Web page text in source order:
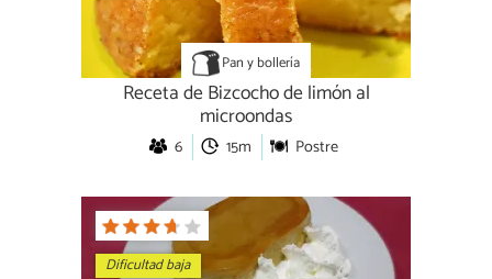
Pan y bollería
Receta de Bizcocho de limón al
microondas
6 15m Postre
Dificultad baja